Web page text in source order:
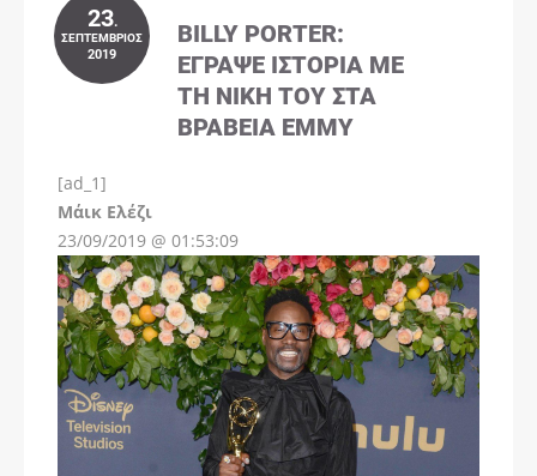
23.
ΣΕΠΤΈΜΒΡΙΟΣ
2019
BILLY PORTER:
ΈΓΡΑΨΕ ΙΣΤΟΡΊΑ ΜΕ
ΤΗ ΝΊΚΗ ΤΟΥ ΣΤΑ
ΒΡΑΒΕΊΑ EMMY
[ad_1]
Μάικ ΕλέζιInstagram
23/09/2019 @ 01:53:09